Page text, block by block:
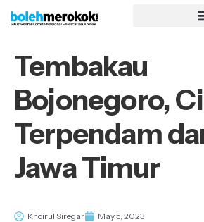
Tembakau
Bojonegoro,
Terpendam
Jawa Timur
Khoirul Siregar May 5, 2023